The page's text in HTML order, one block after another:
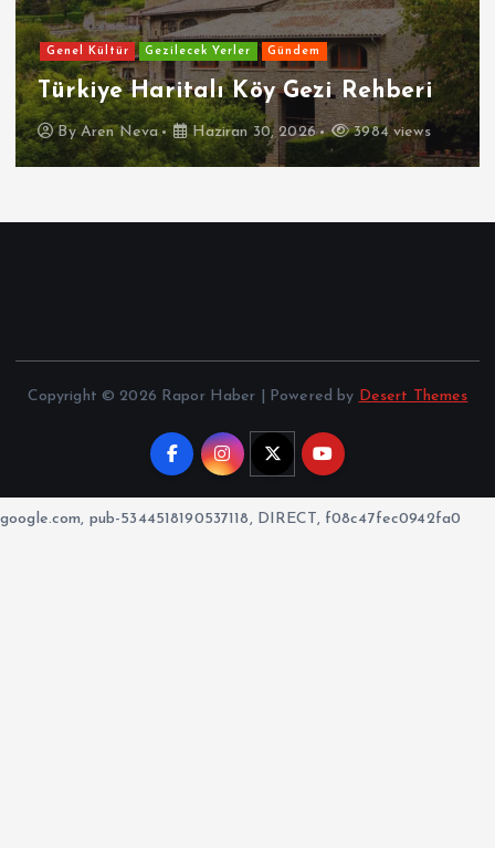
Genel Kültür Gezilecek Yerler Gündem
Türkiye Haritalı Köy Gezi Rehberi
ByAren Neva Haziran 30, 2026 3984 views
Copyright © 2026 Rapor Haber | Powered by Desert Themes
google.com, pub-5344518190537118, DIRECT, f08c47fec0942fa0